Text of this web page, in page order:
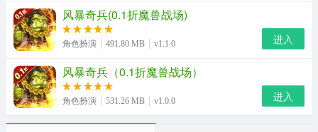
1、具有特色的自由交易市场，将各种需要或不需要的物品
进行交易；
2、风暴奇兵各地不同的玩家进行实时匹配，即时战斗，跨
服作战，还可以进行语言交流；
3、各种炫酷翅膀、各种萌宠还有个性的服装，随心选择
风暴奇兵(0.1折魔兽战场)
角色扮演 491.80 MB v1.1.0 进入
风暴奇兵（0.1折魔兽战场）
角色扮演 531.26 MB v1.0.0 进入